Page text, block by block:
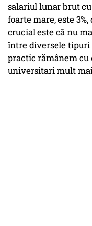
salariul lunar brut
foarte mare, este
crucial este că nu
între diversele
practic rămânem
universitari mult